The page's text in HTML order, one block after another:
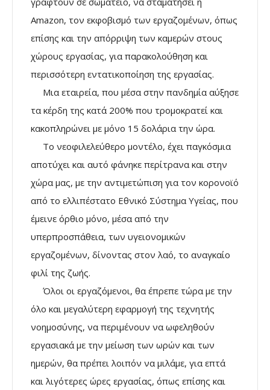
Amazon, τον εκφοβισμό των εργαζομένων, όπως
επίσης και την απόρριψη των καμερών στους
χώρους εργασίας, για παρακολούθηση και
περισσότερη εντατικοποίηση της εργασίας.
Μια εταιρεία, που μέσα στην πανδημία αύξησε
τα κέρδη της κατά 200% που τρομοκρατεί και
κακοπληρώνει με μόνο 15 δολάρια την ώρα.
Το νεοφιλελεύθερο μοντέλο, έχει παγκόσμια
αποτύχει και αυτό φάνηκε περίτρανα και στην
χώρα μας, με την αντιμετώπιση για τον κορονοϊό
από το ελλιπέστατο Εθνικό Σύστημα Υγείας, που
έμεινε όρθιο μόνο, μέσα από την
υπερπροσπάθεια, των υγειονομικών
εργαζομένων, δίνοντας στον λαό, το αναγκαίο
φιλί της ζωής.
Όλοι οι εργαζόμενοι, θα έπρεπε τώρα με την
όλο και μεγαλύτερη εφαρμογή της τεχνητής
νοημοσύνης, να περιμένουν να ωφεληθούν
εργασιακά με την μείωση των ωρών και των
ημερών, θα πρέπει λοιπόν να μιλάμε, για επτά
και λιγότερες ώρες εργασίας, όπως επίσης και